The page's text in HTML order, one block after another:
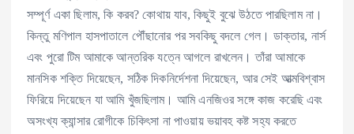
সম্পূর্ণ একা ছিলাম, কি করব? কোথায় যাব, কিছুই বুঝে উঠতে পারছিলাম না।
কিন্তু মণিপাল হাসপাতালে পৌঁছানোর পর সবকিছু বদলে গেল। ডাক্তার, নার্স
এবং পুরো টিম আমাকে আন্তরিক যত্নে আগলে রাখলেন। তাঁরা আমাকে
মানসিক শক্তি দিয়েছেন, সঠিক দিকনির্দেশনা দিয়েছেন, আর সেই আত্মবিশ্বাস
ফিরিয়ে দিয়েছেন যা আমি খুঁজছিলাম। আমি এনজিওর সঙ্গে কাজ করেছি এবং
অসংখ্য ক্যান্সার রোগীকে চিকিৎসা না পাওয়ায় ভয়াবহ কষ্ট সহ্য করতে